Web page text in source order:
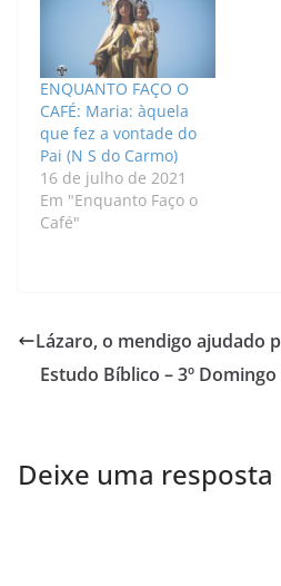
ENQUANTO FAÇO O
CAFÉ: Maria: àquela
que fez a vontade do
Pai (N S do Carmo)
16 de julho de 2021
Em "Enquanto Faço o
Café"
Lázaro, o mendigo ajudado
Estudo Bíblico – 3º
Deixe uma resposta